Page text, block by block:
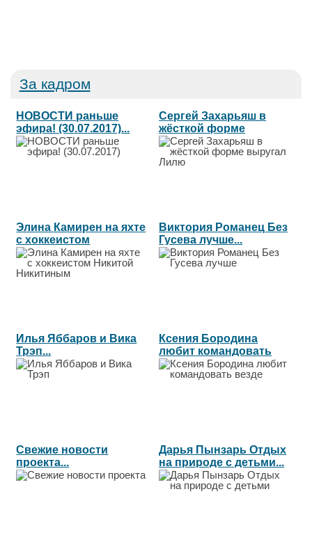
За кадром
НОВОСТИ раньше
эфира! (30.07.2017)...
Сергей Захарьяш в
жёсткой форме
выругал Лилю...
Элина Камирен на яхте
с хоккеистом
Никитой...
Виктория Романец Без
Гусева лучше...
Илья Яббаров и Вика
Трэп...
Ксения Бородина
любит командовать
везде...
Свежие новости
проекта...
Дарья Пынзарь Отдых
на природе с детьми...